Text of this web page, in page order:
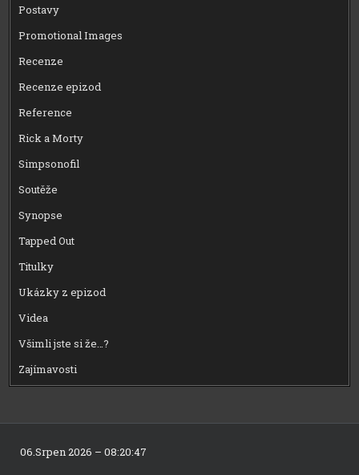
Postavy
Promotional Images
Recenze
Recenze epizod
Reference
Rick a Morty
Simpsonofil
Soutěže
Synopse
Tapped Out
Titulky
Ukázky z epizod
Videa
Všimli jste si že…?
Zajímavosti
06.Srpen 2026 – 08:20:47